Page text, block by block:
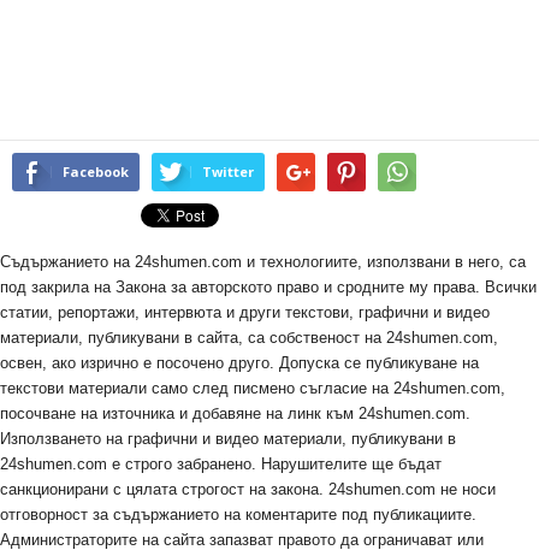
Facebook Twitter
Съдържанието на 24shumen.com и технологиите, използвани в него, са
под закрила на Закона за авторското право и сродните му права. Всички
статии, репортажи, интервюта и други текстови, графични и видео
материали, публикувани в сайта, са собственост на 24shumen.com,
освен, ако изрично е посочено друго. Допуска се публикуване на
текстови материали само след писмено съгласие на 24shumen.com,
посочване на източника и добавяне на линк към 24shumen.com.
Използването на графични и видео материали, публикувани в
24shumen.com е строго забранено. Нарушителите ще бъдат
санкционирани с цялата строгост на закона. 24shumen.com не носи
отговорност за съдържанието на коментарите под публикациите.
Администраторите на сайта запазват правото да ограничават или